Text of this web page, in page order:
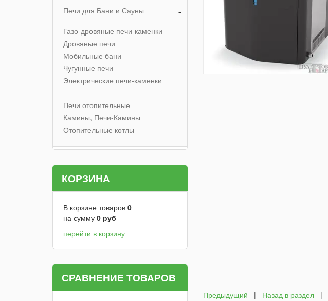
Предыдущий | Назад в раздел|
-
Печи для Бани и Сауны
Газо-дровяные печи-каменки
Дровяные печи
Мобильные бани
Чугунные печи
Электрические печи-каменки
Печи отопительные
Камины, Печи-Камины
Отопительные котлы
КОРЗИНА
В корзине товаров 0
на сумму 0 руб
перейти в корзину
СРАВНЕНИЕ ТОВАРОВ